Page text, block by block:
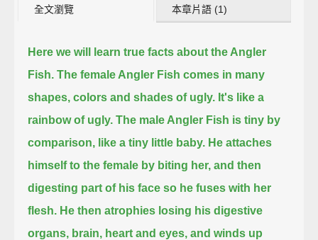
全文瀏覽 本章片語 (1)
Here we will learn true facts about the Angler
Fish. The female Angler Fish comes in many
shapes, colors and shades of ugly. It's like a
rainbow of ugly. The male Angler Fish is tiny by
comparison, like a tiny little baby. He attaches
himself to the female by biting her, and then
digesting part of his face so he fuses with her
flesh. He then atrophies losing his digestive
organs, brain, heart and eyes, and winds up